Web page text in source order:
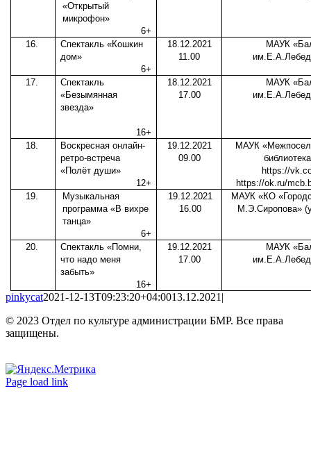
«Открытый
микрофон»
6+
16.
Спектакль «Кошкин
дом»
6+
18.12.2021
11.00
МАУК
17.
Спектакль
«Безымянная
звезда»
16+
18.12.2021
17.00
МАУК
18.
Воскресная онлайн-
ретро-встреча
«Полёт души»
12+
19.12.2021
09.00
МАУК
https://
https://ok.ru/
19.
Музыкальная
программа «В вихре
танца»
6+
19.12.2021
16.00
МАУК «КО
М.Э.Сиропова»
20.
Спектакль «Помни,
что надо меня
забыть»
16+
19.12.2021
17.00
МАУК
pinkycat2021-12-13T09:23:20+04:0013.12.2021|
© 2023 Отдел по культуре администрации БМР. Все права
защищены.
Вконтакте
Одноклассники
Page load link